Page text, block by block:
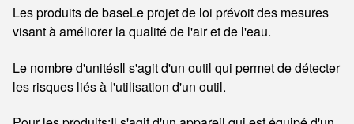
Les produits de baseLe projet de loi prévoit des mesures
visant à améliorer la qualité de l'air et de l'eau.
Le nombre d'unitésIl s'agit d'un outil qui permet de détecter
les risques liés à l'utilisation d'un outil.